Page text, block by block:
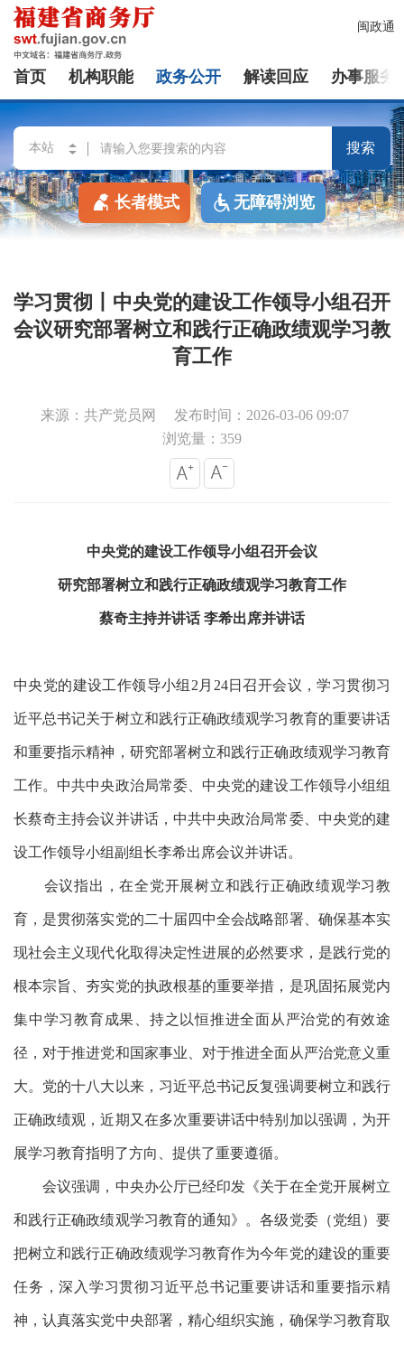
闽政通
首页 机构职能 政务公开 解读回应 办事服务
搜索
长者模式 无障碍浏览
学习贯彻丨中央党的建设工作领导小组召开
会议研究部署树立和践行正确政绩观学习教
育工作
来源：共产党员网
发布时间：2026-03-06 09:07
浏览量：359
中央党的建设工作领导小组召开会议
研究部署树立和践行正确政绩观学习教育工作
蔡奇主持并讲话 李希出席并讲话
中央党的建设工作领导小组 2月24日召开会议，学习贯彻习
近平总书记关于树立和践行正确政绩观学习教育的重要讲话
和重要指示精神，研究部署树立和践行正确政绩观学习教育
工作。中共中央政治局常委、中央党的建设工作领导小组组
长蔡奇主持会议并讲话，中共中央政治局常委、中央党的建
设工作领导小组副组长李希出席会议并讲话。
会议指出，在全党开展树立和践行正确政绩观学习教
育，是贯彻落实党的二十届四中全会战略部署、确保基本实
现社会主义现代化取得决定性进展的必然要求，是践行党的
根本宗旨、夯实党的执政根基的重要举措，是巩固拓展党内
集中学习教育成果、持之以恒推进全面从严治党的有效途
径，对于推进党和国家事业、对于推进全面从严治党意义重
大。党的十八大以来，习近平总书记反复强调要树立和践行
正确政绩观，近期又在多次重要讲话中特别加以强调，为开
展学习教育指明了方向、提供了重要遵循。
会议强调，中央办公厅已经印发《关于在全党开展树立
和践行正确政绩观学习教育的通知》。各级党委（党组）要
把树立和践行正确政绩观学习教育作为今年党的建设的重要
任务，深入学习贯彻习近平总书记重要讲话和重要指示精
神，认真落实党中央部署，精心组织实施，确保学习教育取